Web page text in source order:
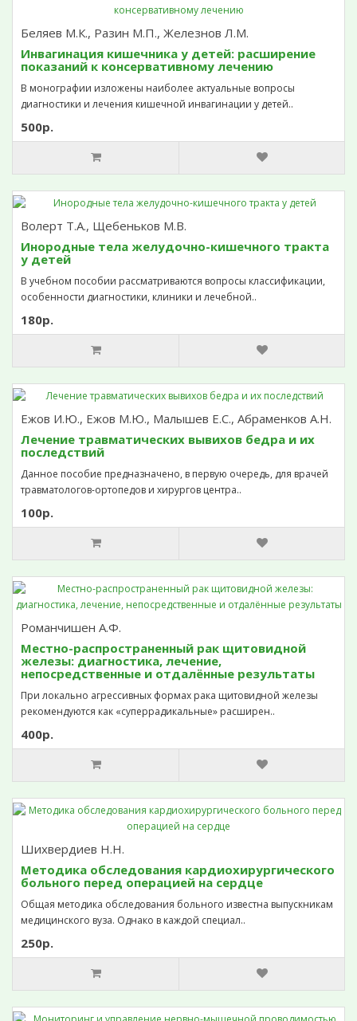
Беляев М.К., Разин М.П., Железнов Л.М.
Инвагинация кишечника у детей: расширение
показаний к консервативному лечению
В монографии изложены наиболее актуальные вопросы
диагностики и лечения кишечной инвагинации у детей..
500р.
Волерт Т.А., Щебеньков М.В.
Инородные тела желудочно-кишечного тракта
у детей
В учебном пособии рассматриваются вопросы классификации,
особенности диагностики, клиники и лечебной..
180р.
Ежов И.Ю., Ежов М.Ю., Малышев Е.С., Абраменков А.Н.
Лечение травматических вывихов бедра и их
последствий
Данное пособие предназначено, в первую очередь, для врачей
травматологов-ортопедов и хирургов центра..
100р.
Романчишен А.Ф.
Местно-распространенный рак щитовидной
железы: диагностика, лечение,
непосредственные и отдалённые результаты
При локально агрессивных формах рака щитовидной железы
рекомендуются как «суперрадикальные» расширен..
400р.
Шихвердиев Н.Н.
Методика обследования кардиохирургического
больного перед операцией на сердце
Общая методика обследования больного известна выпускникам
медицинского вуза. Однако в каждой специал..
250р.